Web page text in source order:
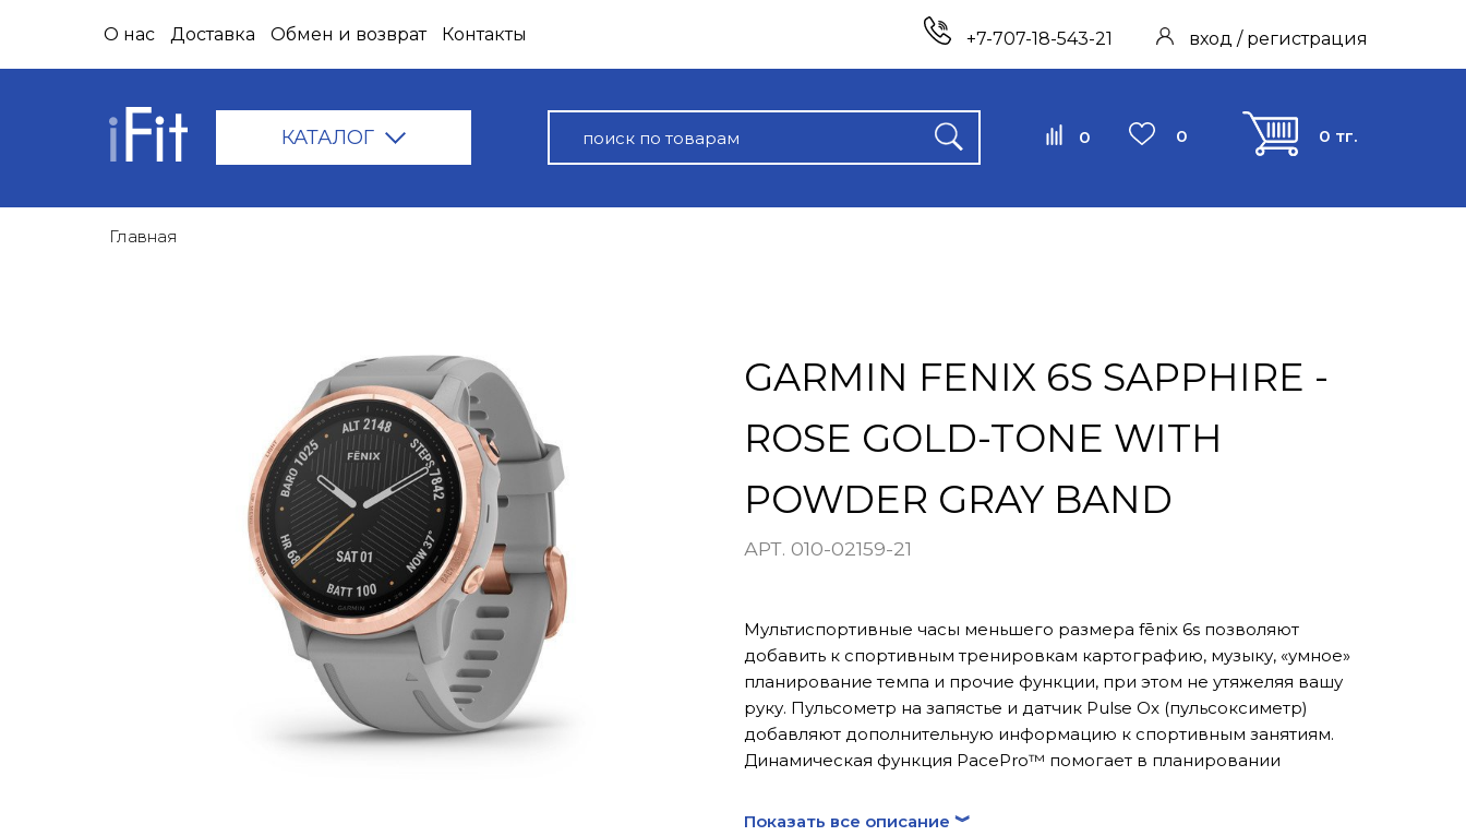
О нас Доставка Обмен и возврат Контакты +7-707-18-543-21 вход / регистрация
КАТАЛОГ 0 0 0 тг.
Главная
GARMIN FENIX 6S SAPPHIRE -
ROSE GOLD-TONE WITH
POWDER GRAY BAND
АРТ. 010-02159-21
Мультиспортивные часы меньшего размера fēnix 6s позволяют
добавить к спортивным тренировкам картографию, музыку, «умное»
планирование темпа и прочие функции, при этом не утяжеляя вашу
руку. Пульсометр на запястье и датчик Pulse Ox (пульсоксиметр)
добавляют дополнительную информацию к спортивным занятиям.
Динамическая функция PacePro™ помогает в планировании
горнолыжные карты для более 2,000 курортов по всему миру.
Показать все описание ︾